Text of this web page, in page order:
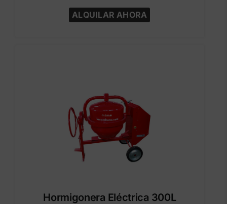
ALQUILAR AHORA
Hormigonera Eléctrica 300L